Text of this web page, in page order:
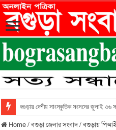
বগুড়ায় দেশীয় সাংস্কৃতিক সংসদের জুলাই ৩৬
Home/বগুড়া জেলার সংবাদ/বগুড়ায়